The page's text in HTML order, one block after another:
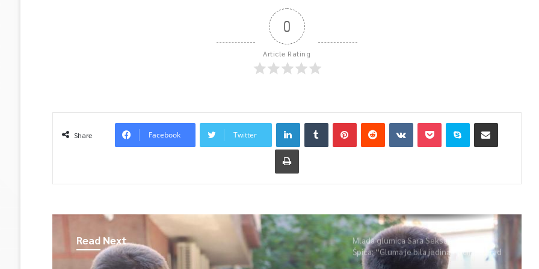
0
Article Rating
Share Facebook Twitter
Read Next
Mlada glumica Sara Seksan u emisiji
Špica: “Gluma je bila jedina opcija, uz rad
i disciplinu sve je moguće”